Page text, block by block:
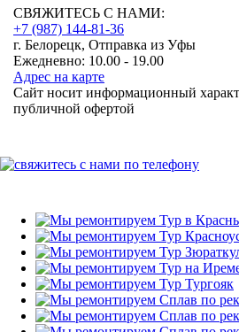
СВЯЖИТЕСЬ С НАМИ:
+7 (987) 144-81-36
г. Белорецк, Отправка из Уфы
Ежедневно: 10.00 - 19.00
Адрес на карте
Сайт носит информационный
публичной офертой